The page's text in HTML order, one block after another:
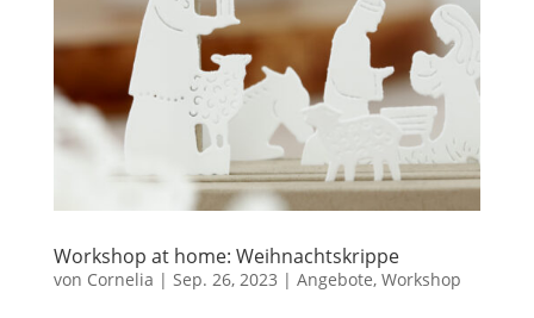
Workshop at home: Weihnachtskrippe
von Cornelia | Sep. 26, 2023 | Angebote, Workshop